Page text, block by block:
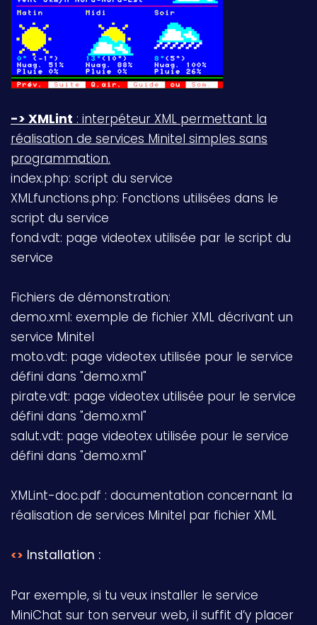
-> XMLint : interpéteur XML permettant la
réalisation de services Minitel simples sans
programmation.
index.php: script du service
XMLfunctions.php: Fonctions utilisées dans le
script du service
fond.vdt: page videotex utilisée par le script du
service
Fichiers de démonstration:
demo.xml: exemple de fichier XML décrivant un
service Minitel
moto.vdt: page videotex utilisée pour le service
défini dans "demo.xml"
pirate.vdt: page videotex utilisée pour le service
défini dans "demo.xml"
salut.vdt: page videotex utilisée pour le service
défini dans "demo.xml"
XMLint-doc.pdf : documentation concernant la
réalisation de services Minitel par fichier XML
<> Installation :
Par exemple, si tu veux installer le service
MiniChat sur ton serveur web, il suffit d’y placer